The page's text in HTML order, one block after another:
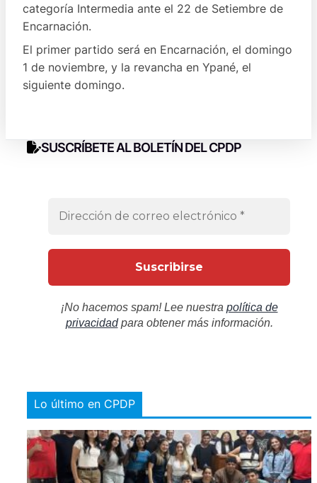
categoría Intermedia ante el 22 de Setiembre de
Encarnación.
El primer partido será en Encarnación, el domingo
1 de noviembre, y la revancha en Ypané, el
siguiente domingo.
SUSCRÍBETE AL BOLETÍN DEL CPDP
¡No hacemos spam! Lee nuestra política de
privacidadpara obtener más información.
Lo último en CPDP